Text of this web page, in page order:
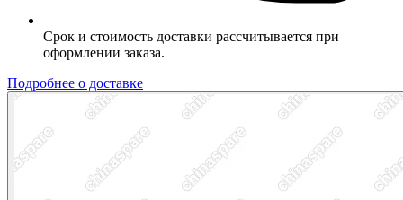
Срок и стоимость доставки рассчитывается при
оформлении заказа.
Подробнее о доставке